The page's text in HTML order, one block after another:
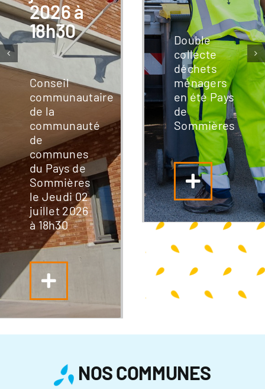
2026 à
18h30
Conseil
communautaire
de la
communauté
de
communes
du Pays de
Sommières
le Jeudi 02
juillet 2026
à 18h30
Double
collecte
déchets
ménagers
en été Pays
de
Sommières
NOS COMMUNES